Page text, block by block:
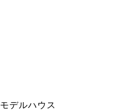
モデルハウス